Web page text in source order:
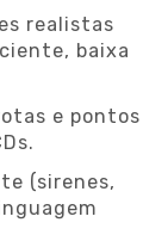
realistas
baixa
e pontos
(sirenes,